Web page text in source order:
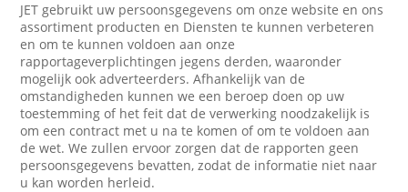
JET gebruikt uw persoonsgegevens om onze website en ons
assortiment producten en Diensten te kunnen verbeteren
en om te kunnen voldoen aan onze
rapportageverplichtingen jegens derden, waaronder
mogelijk ook adverteerders. Afhankelijk van de
omstandigheden kunnen we een beroep doen op uw
toestemming of het feit dat de verwerking noodzakelijk is
om een contract met u na te komen of om te voldoen aan
de wet. We zullen ervoor zorgen dat de rapporten geen
persoonsgegevens bevatten, zodat de informatie niet naar
u kan worden herleid.